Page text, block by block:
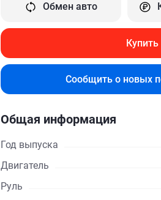
Обмен авто
Купить
Сообщить о новых
Общая информация
Год выпуска
Двигатель
Руль